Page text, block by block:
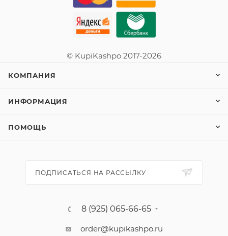
© KupiKashpo 2017-2026
КОМПАНИЯ
ИНФОРМАЦИЯ
ПОМОЩЬ
ПОДПИСАТЬСЯ НА РАССЫЛКУ
8 (925) 065-66-65
order@kupikashpo.ru